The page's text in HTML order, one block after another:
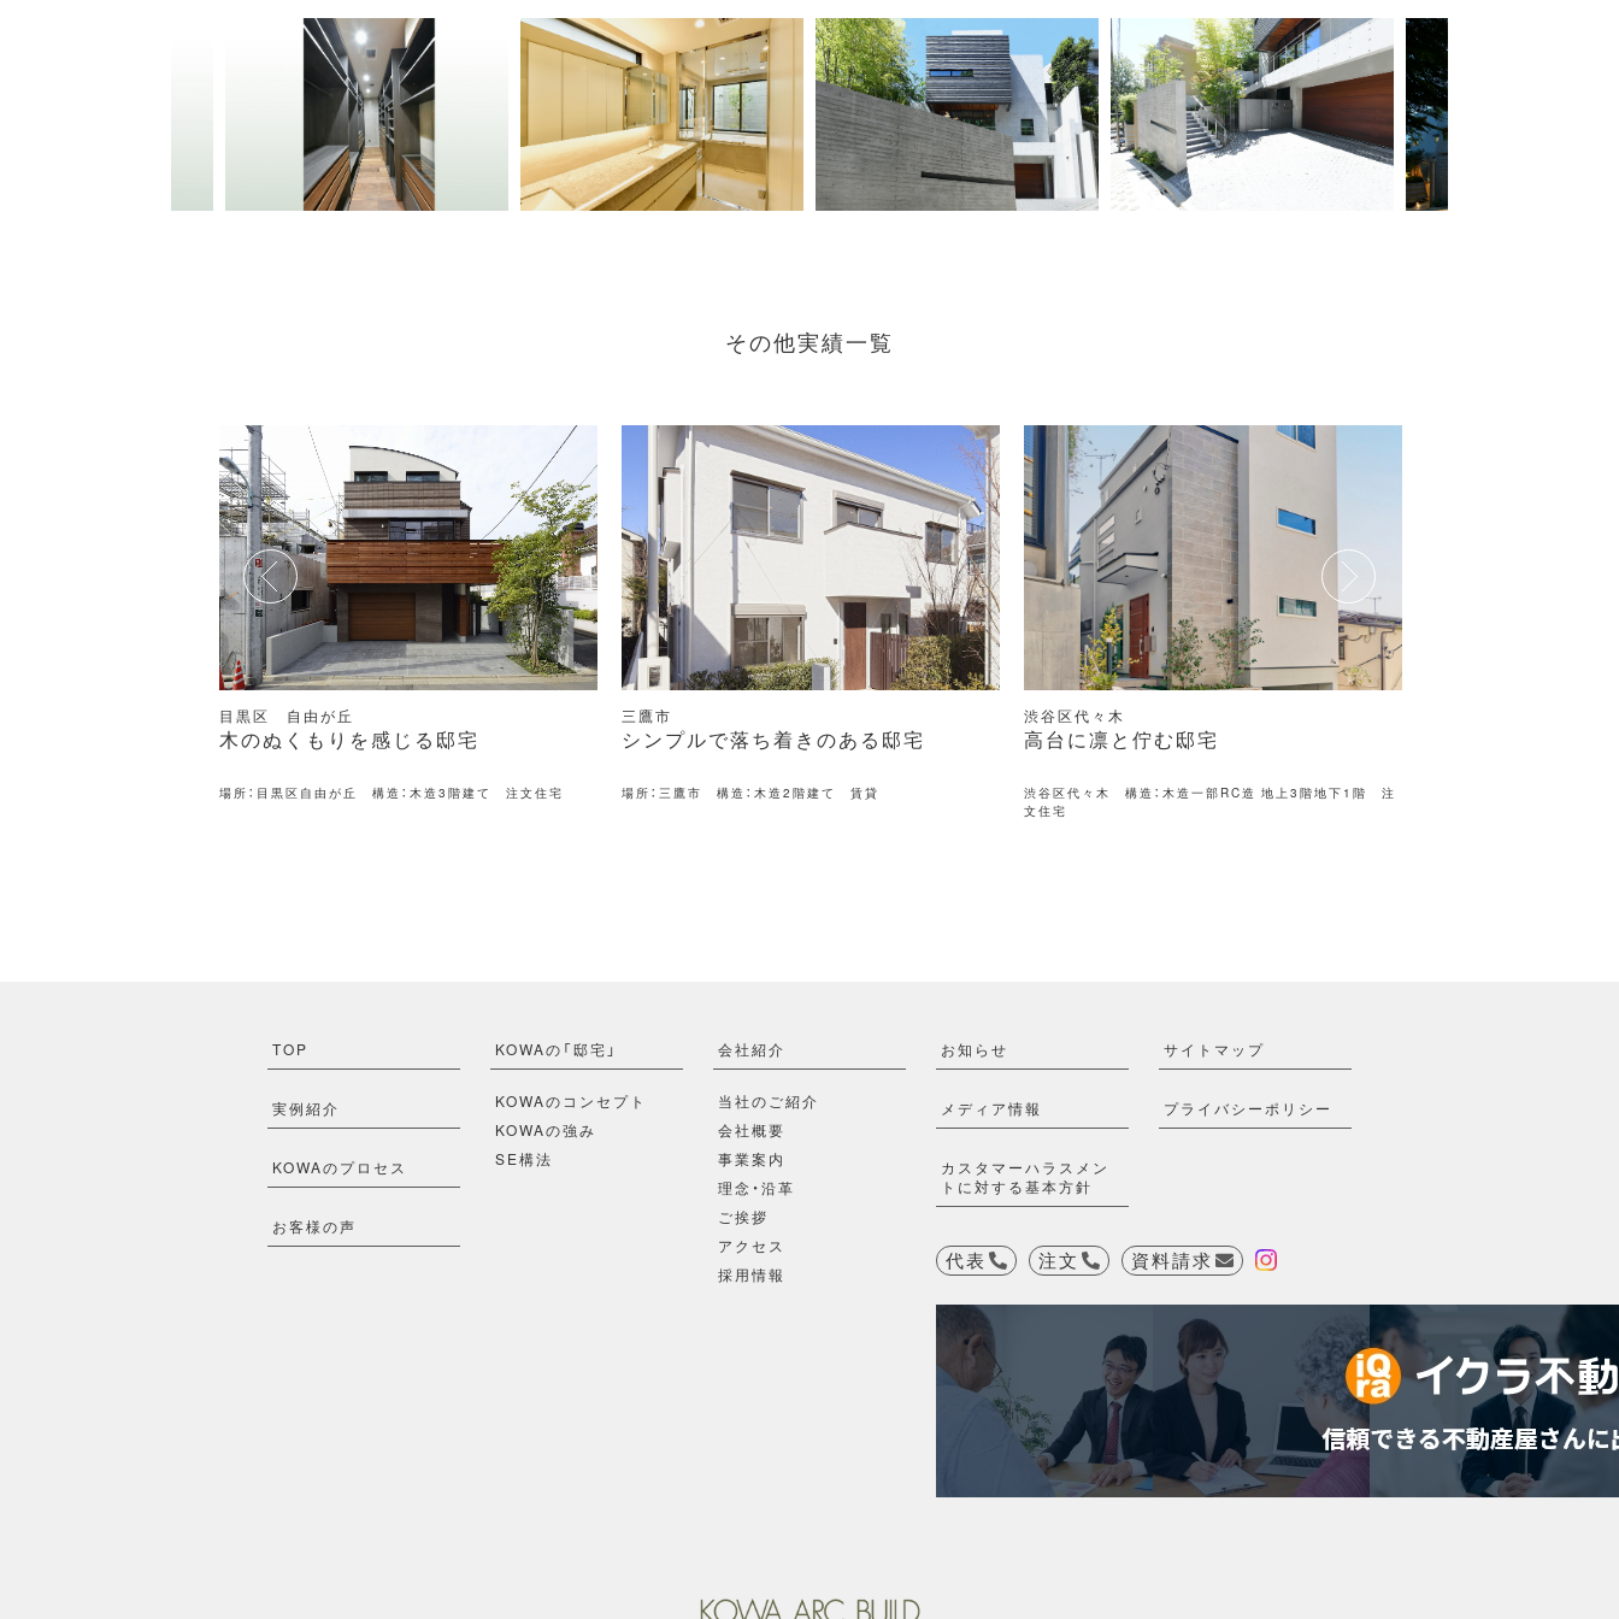
その他実績一覧
三鷹市
シンプルで落ち着きのある邸宅
場所：三鷹市 構造：木造2階建て 賃貸
渋谷区代々木
高台に凛と佇む邸宅
渋谷区代々木 構造：木造一部RC造 地上3階地下1階 注
品川区 中延
重厚感のある風格を感じる邸宅
場所：品川区中延 施工日：2013年 構造：地下1階／鉄筋
コンクリート造 地上2階／木造 注文住宅
TOP
実例紹介
KOWAのプロセス
お客様の声
KOWAの「邸宅」
KOWAのコンセプト
KOWAの強み
SE構法
会社紹介
当社のご紹介
会社概要
事業案内
理念・沿革
ご挨拶
アクセス
採用情報
お知らせ
メディア情報
カスタマーハラスメン
トに対する基本方針
代表 注文 資料請求
サイトマップ
プライバシーポリシー